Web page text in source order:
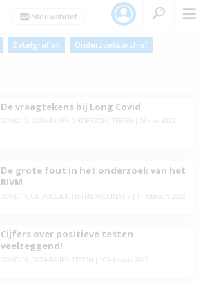
Zetelgrafiek Onderzoeksarchief
De vraagtekens bij Long Covid
COVID-19, DATA-R0-IFR ONDERZOEK TESTEN 26 mei 2022
De grote fout in het onderzoek van het
RIVM
COVID-19, ONDERZOEK TESTEN VACCINATIE 11 februari 2022
Cijfers over positieve testen
veelzeggend!
COVID-19, DATA-R0-IFR TESTEN 10 februari 2022